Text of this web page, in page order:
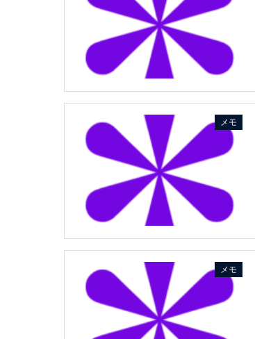
メモ
メモ